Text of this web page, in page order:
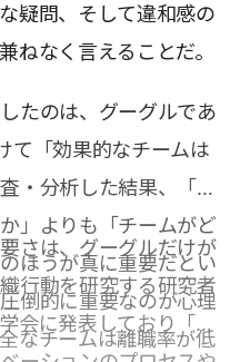
疑問、そして違和感の
ねなく言えることだ。
たのは、グーグルであ
て「効果的なチームは
・分析した結果、「誰
」よりも「チームがど
ほうが真に重要だとい
倒的に重要なのが心理
なチームは離職率が低
さは、グーグルだけが
行動を研究する研究者
会に発表しており「業